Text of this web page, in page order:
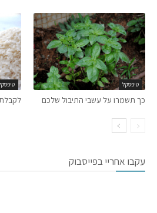
טיפסקל
כך תשמרו על עשבי התיבול שלכם
עקבו אחריי בפייסבוק